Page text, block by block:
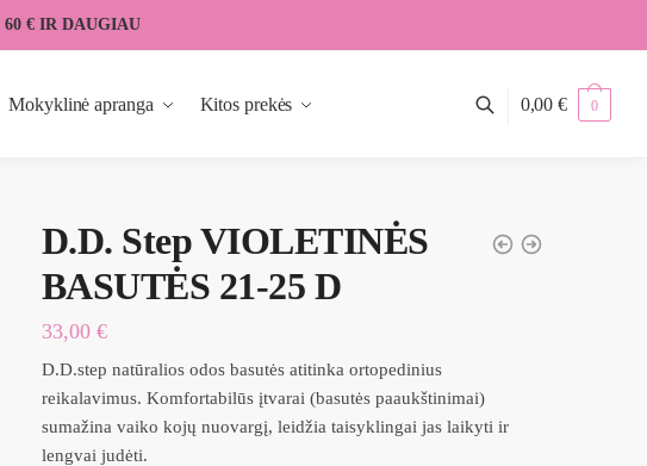
€ IR DAUGIAU
Mokyklinė apranga Kitos prekės 0,00€ 0
D.D. Step VIOLETINĖS
BASUTĖS 21-25 D
33,00 €
D.D.step natūralios odos basutės atitinka ortopedinius
reikalavimus. Komfortabilūs įtvarai (basutės paaukštinimai)
sumažina vaiko kojų nuovargį, leidžia taisyklingai jas laikyti ir
lengvai judėti.